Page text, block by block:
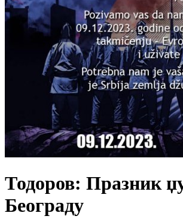
Тодоров: Празник
Београду